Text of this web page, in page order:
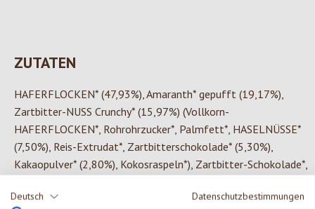
Deutsch Datenschutzbestimmungen
ZUTATEN
HAFERFLOCKEN* (47,93%), Amaranth* gepufft (19,17%),
Zartbitter-NUSS Crunchy* (15,97%) (Vollkorn-
HAFERFLOCKEN*, Rohrohrzucker*, Palmfett*, HASELNÜSSE*
(7,50%), Reis-Extrudat*, Zartbitterschokolade* (5,30%),
Kakaopulver* (2,80%), Kokosraspeln*), Zartbitter-Schokolade*,
Cristallino Rohrzucker*, Kakaobutter*, Emulgator: